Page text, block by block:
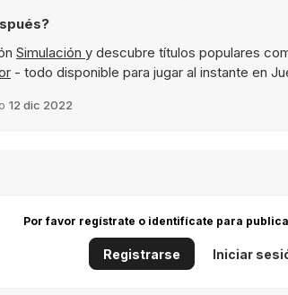
Simulación y descubre títulos populares
- todo disponible para jugar al instante en
12 dic 2022
Por favor regístrate o identifícate para
Registrarse Iniciar